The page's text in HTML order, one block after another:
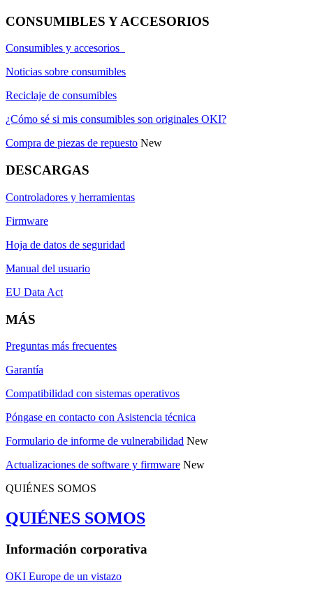
CONSUMIBLES Y ACCESORIOS
Consumibles y accesorios
Noticias sobre consumibles
Reciclaje de consumibles
¿Cómo sé si mis consumibles son originales OKI?
Compra de piezas de repuesto New
DESCARGAS
Controladores y herramientas
Firmware
Hoja de datos de seguridad
Manual del usuario
EU Data Act
MÁS
Preguntas más frecuentes
Garantía
Compatibilidad con sistemas operativos
Póngase en contacto con Asistencia técnica
Formulario de informe de vulnerabilidad New
Actualizaciones de software y firmware New
QUIÉNES SOMOS
QUIÉNES SOMOS
Información corporativa
OKI Europe de un vistazo